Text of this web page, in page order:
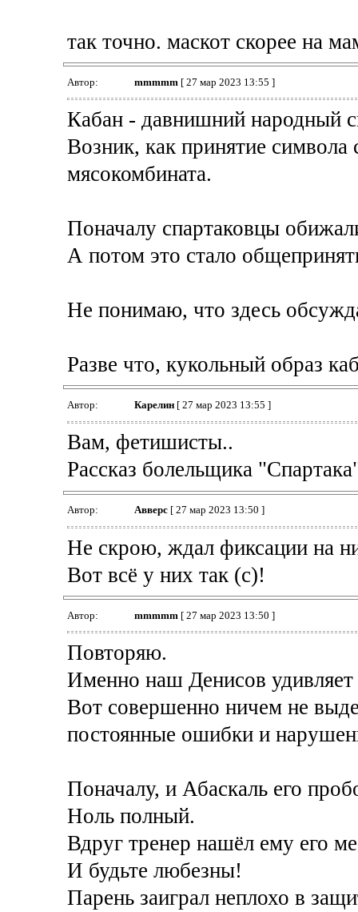
так точно. маскот скорее на
Автор: mmmmm [ 27 мар 2023 13:55 ]
Кабан - давнишний народный
Возник, как принятие символа
мясокомбината.
Поначалу спартаковцы
А потом это стало
Не понимаю, что здесь
Разве что, кукольный образ
Автор: Карелин[ 27 мар 2023 13:55 ]
Вам, фетишисты..
Рассказ болельщика
Автор: Авверс[ 27 мар 2023 13:50 ]
Не скрою, ждал фиксации на
Вот всё у них так (с)!
Автор: mmmmm [ 27 мар 2023 13:50 ]
Повторяю.
Именно наш Денисов
Вот совершенно ничем не
постоянные ошибки и
Поначалу, и Абаскаль его
Ноль полный.
Вдруг тренер нашёл ему его
И будьте любезны!
Парень заиграл неплохо в